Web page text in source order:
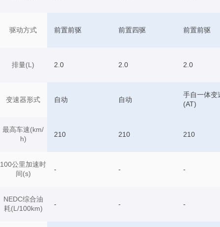
驱动方式
排量(L)
变速器形式
最高车速(km/
h)
100公里加速时
间(s)
NEDC综合油
耗(L/100km)
前置前驱 前置四驱 前置前驱
2.0 2.0 2.0
自动 自动
手自一体变
(AT)
210 210 210
- - -
- - -